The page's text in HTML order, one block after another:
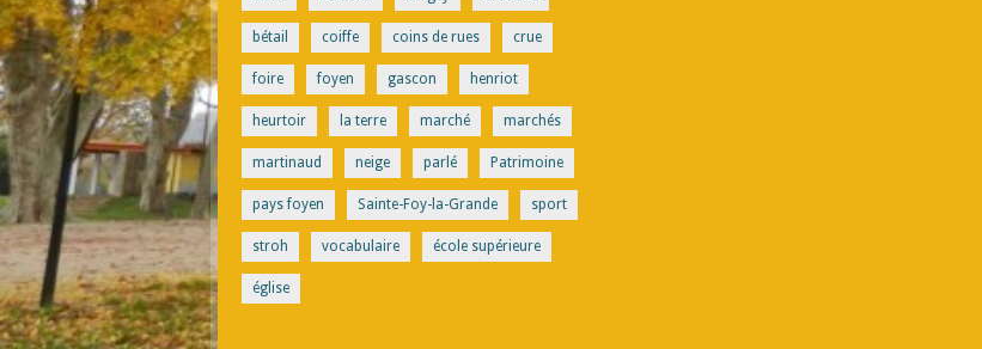
bétail coiffe coins de rues crue
foire foyen gascon henriot
heurtoir la terre marché marchés
martinaud neige parlé Patrimoine
pays foyen Sainte-Foy-la-Grande sport
stroh vocabulaire école supérieure
église